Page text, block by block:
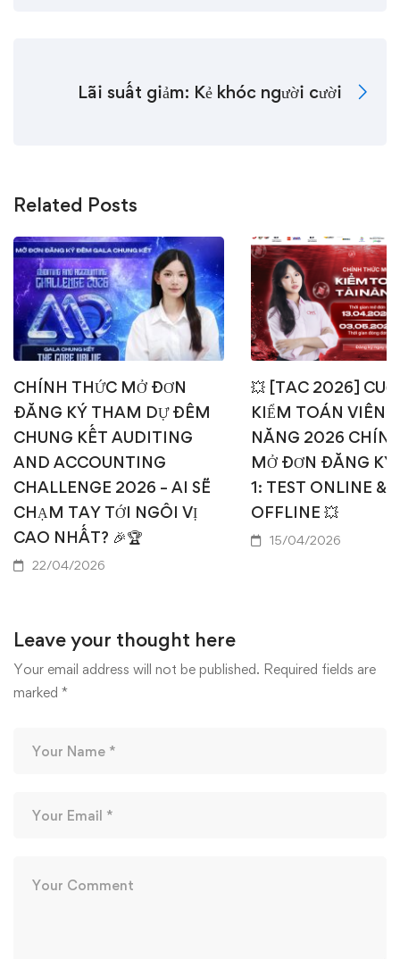
Lãi suất giảm: Kẻ khóc người cười
Related Posts
CHÍNH THỨC MỞ ĐƠN
ĐĂNG KÝ THAM DỰ ĐÊM
CHUNG KẾT AUDITING
AND ACCOUNTING
CHALLENGE 2026 – AI SẼ
CHẠM TAY TỚI NGÔI VỊ
CAO NHẤT? 🎉🏆
22/04/2026
💥 [TAC 2026]
KIỂM TOÁN VIÊN
NĂNG 2026
MỞ ĐƠN ĐĂNG KÝ
1: TEST ONLINE &
OFFLINE 💥
15/04/2026
Leave your thought here
Your email address will not be published. Required fields are
marked *